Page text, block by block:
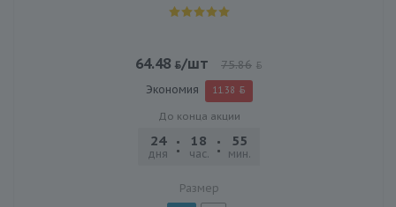
64.48 /шт 75.86
Экономия 11.38
До конца акции
24
дня
18
час.
55
мин.
Размер